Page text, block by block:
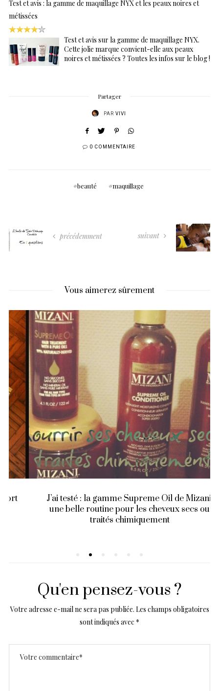
Test et avis : la gamme de maquillage NYX et les peaux noires et
métissées
Test et avis sur la gamme de maquillage NYX.
Cette jolie marque convient-elle aux peaux
noires et métissées ? Toutes les infos sur le blog !
Partager
PAR VIVI
0 COMMENTAIRE
beauté maquillage
précédemment suivant
Vous aimerez sûrement
J’ai testé : la gamme Supreme Oil de Mizani,
une belle routine pour les cheveux secs ou
traités chimiquement
Qu'en pensez-vous ?
Votre adresse e-mail ne sera pas publiée. Les champs obligatoires
sont indiqués avec *